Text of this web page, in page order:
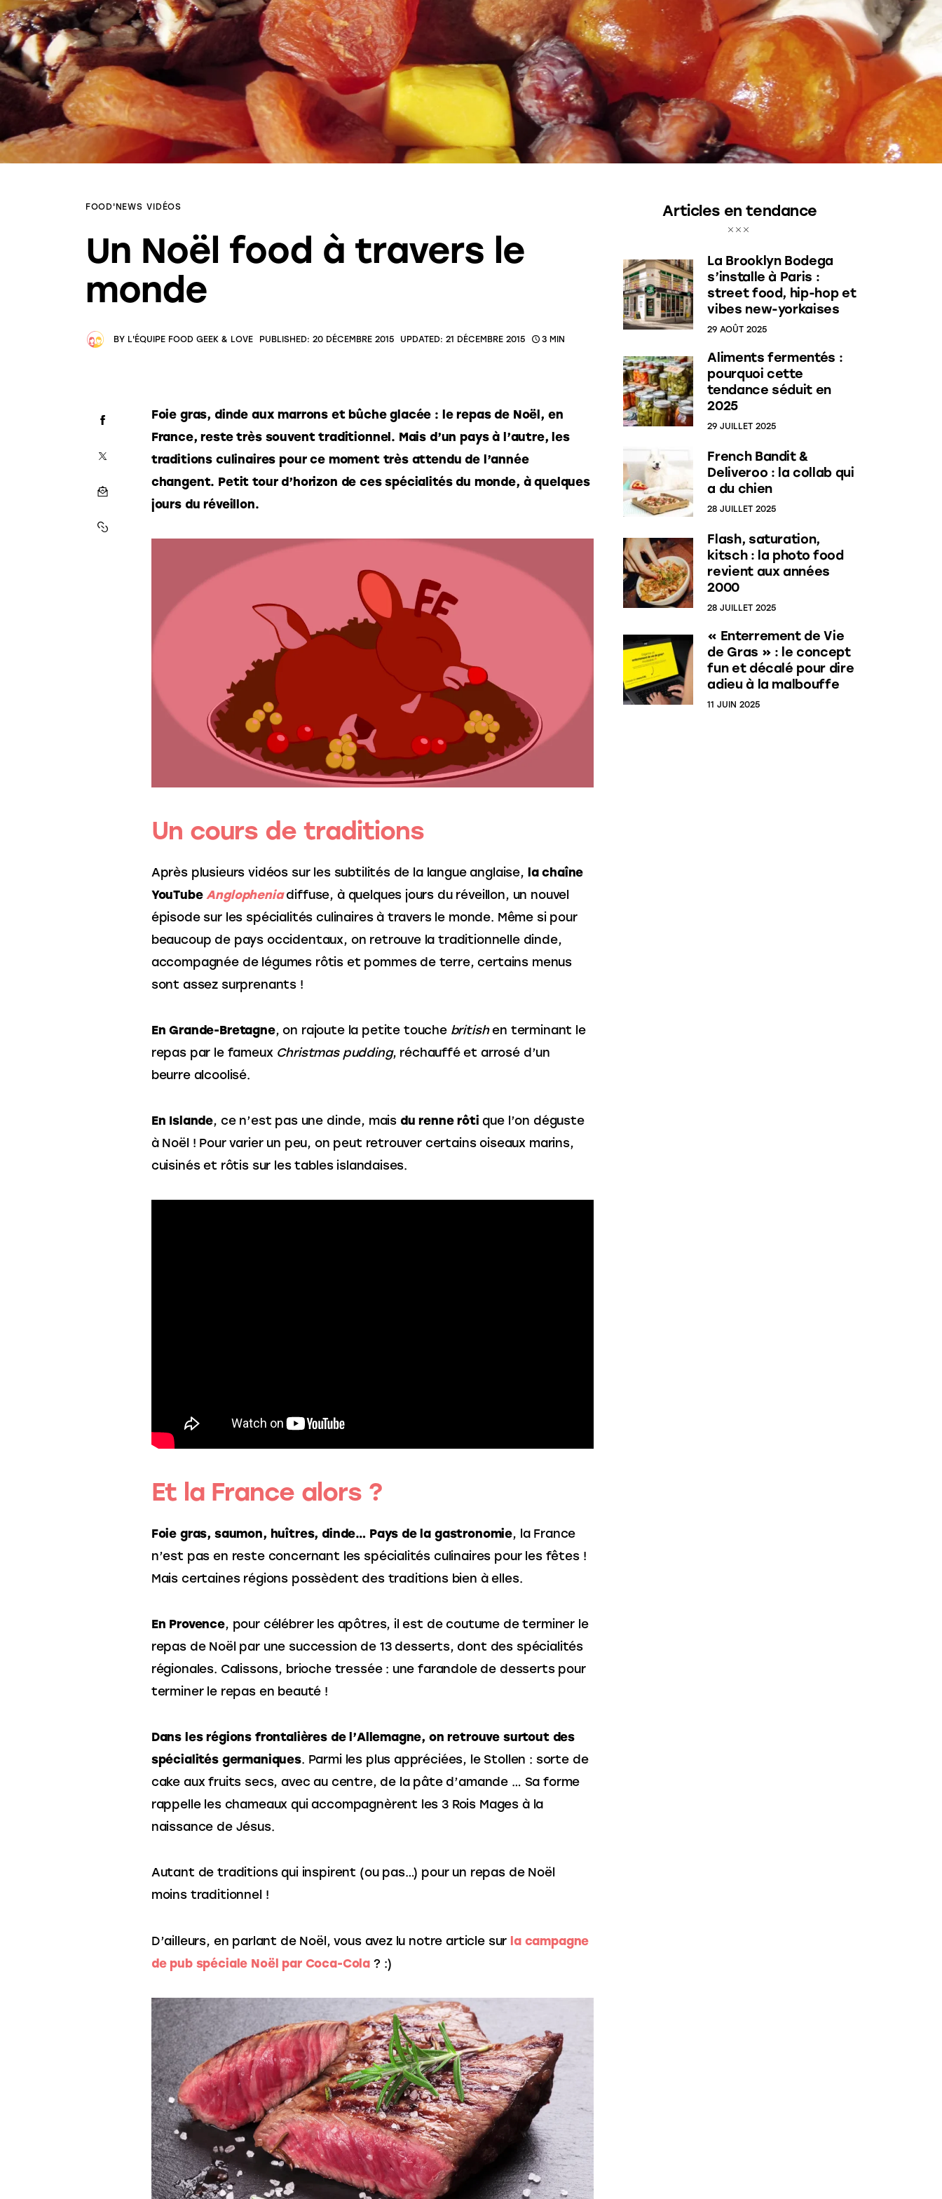
FOOD'NEWS VIDÉOS
Un Noël food à travers le
monde
BY L'ÉQUIPE FOOD GEEK & LOVE PUBLISHED: 20 DÉCEMBRE 2015 UPDATED: 21 DÉCEMBRE 2015 3 MIN
Foie gras, dinde aux marrons et bûche glacée : le repas de Noël, en
France, reste très souvent traditionnel. Mais d’un pays à l’autre, les
traditions culinaires pour ce moment très attendu de l’année
changent. Petit tour d’horizon de ces spécialités du monde, à quelques
jours du réveillon.
Un cours de traditions
Après plusieurs vidéos sur les subtilités de la langue anglaise, la chaîne
YouTube Anglophenia diffuse, à quelques jours du réveillon, un nouvel
épisode sur les spécialités culinaires à travers le monde. Même si pour
beaucoup de pays occidentaux, on retrouve la traditionnelle dinde,
accompagnée de légumes rôtis et pommes de terre, certains menus
sont assez surprenants !
En Grande-Bretagne, on rajoute la petite touche british en terminant le
repas par le fameux Christmas pudding, réchauffé et arrosé d’un
beurre alcoolisé.
En Islande, ce n’est pas une dinde, mais du renne rôti que l’on déguste
à Noël ! Pour varier un peu, on peut retrouver certains oiseaux marins,
cuisinés et rôtis sur les tables islandaises.
Et la France alors ?
Foie gras, saumon, huîtres, dinde… Pays de la gastronomie, la France
n’est pas en reste concernant les spécialités culinaires pour les fêtes !
Mais certaines régions possèdent des traditions bien à elles.
En Provence, pour célébrer les apôtres, il est de coutume de terminer le
repas de Noël par une succession de 13 desserts, dont des spécialités
régionales. Calissons, brioche tressée : une farandole de desserts pour
terminer le repas en beauté !
Dans les régions frontalières de l’Allemagne, on retrouve surtout des
spécialités germaniques. Parmi les plus appréciées, le Stollen : sorte de
cake aux fruits secs, avec au centre, de la pâte d’amande … Sa forme
rappelle les chameaux qui accompagnèrent les 3 Rois Mages à la
naissance de Jésus.
Autant de traditions qui inspirent (ou pas…) pour un repas de Noël
moins traditionnel !
D’ailleurs, en parlant de Noël, vous avez lu notre article sur la campagne
de pub spéciale Noël par Coca-Cola ? :)
Articles en tendance
La Brooklyn Bodega
s’installe à Paris :
street food, hip-hop et
vibes new-yorkaises
29 AOÛT 2025
Aliments fermentés :
pourquoi cette
tendance séduit en
2025
29 JUILLET 2025
French Bandit &
Deliveroo : la collab qui
a du chien
28 JUILLET 2025
Flash, saturation,
kitsch : la photo food
revient aux années
2000
28 JUILLET 2025
« Enterrement de Vie
de Gras » : le concept
fun et décalé pour dire
adieu à la malbouffe
11 JUIN 2025